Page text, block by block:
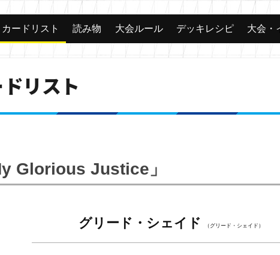
カード 大
カードリスト 読み物 大会ルール デッキレシピ 大会・
リスト
Glorious Justice」
グリード・シェイド （グリード・シェイド）